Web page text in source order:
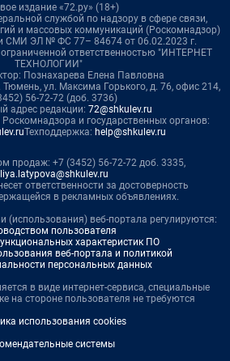
издание «72.ру» (18+)
службой по надзору в сфере связи,
и массовых коммуникаций (Роскомнадзор)
СМИ ЭЛ № ФС 77– 84674 от 06.02.2023 г.
ответственностью "ИНТЕРНЕТ
ТЕХНОЛОГИИ"
Познахарева Елена Павловна
Тюмень, ул. Максима Горького, д. 76, офис 214,
56-72-72 (доб. 3736)
адрес редакции: 72@shkulev.ru
и государственных органов:
Техподдержка: help@shkulev.ru
продаж: +7 (3452) 56-72-72 доб. 3335,
ответственности за достоверность
в рекламных объявлениях.
(использования) веб-портала регулируются:
пользователя
характеристик ПО
веб-портала и политикой
персональных данных
в виде интернет-сервиса, специальные
на стороне пользователя не требуются
использования cookies
системы